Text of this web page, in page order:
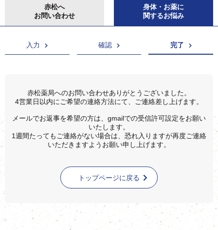
赤松へ
お問い合わせ
身体・お薬に
関するお悩み
入力 確認 完了
赤松薬局へのお問い合わせありがとうございました。
4営業日以内にご希望の連絡方法にて、ご連絡差し上げます。
メールでお返事を希望の方は、gmailでの受信許可設定をお願い
いたします。
1週間たってもご連絡がない場合は、恐れ入りますが再度ご連絡
いただきますようお願い申し上げます。
トップページに戻る